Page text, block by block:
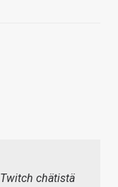
Twitch chätistä